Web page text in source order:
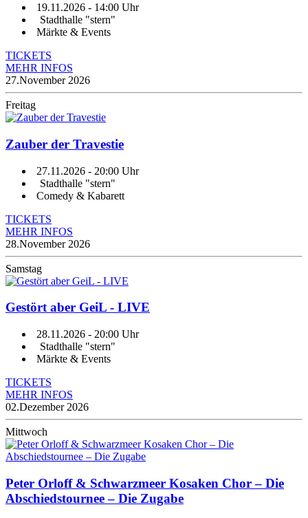
19.11.2026 - 14:00 Uhr
Stadthalle "stern"
Märkte & Events
TICKETS
MEHR INFOS
27.November 2026
Freitag
Zauber der Travestie
27.11.2026 - 20:00 Uhr
Stadthalle "stern"
Comedy & Kabarett
TICKETS
MEHR INFOS
28.November 2026
Samstag
Gestört aber GeiL - LIVE
28.11.2026 - 20:00 Uhr
Stadthalle "stern"
Märkte & Events
TICKETS
MEHR INFOS
02.Dezember 2026
Mittwoch
Peter Orloff & Schwarzmeer Kosaken Chor – Die
Abschiedstournee – Die Zugabe